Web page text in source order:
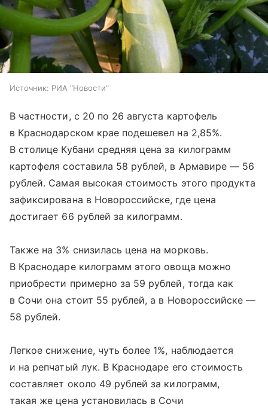
Источник: РИА "Новости"
В частности, с 20 по 26 августа картофель
в Краснодарском крае подешевел на 2,85%.
В столице Кубани средняя цена за килограмм
картофеля составила 58 рублей, в Армавире — 56
рублей. Самая высокая стоимость этого продукта
зафиксирована в Новороссийске, где цена
достигает 66 рублей за килограмм.
Также на 3% снизилась цена на морковь.
В Краснодаре килограмм этого овоща можно
приобрести примерно за 59 рублей, тогда как
в Сочи она стоит 55 рублей, а в Новороссийске —
58 рублей.
Легкое снижение, чуть более 1%, наблюдается
и на репчатый лук. В Краснодаре его стоимость
составляет около 49 рублей за килограмм,
такая же цена установилась в Сочи